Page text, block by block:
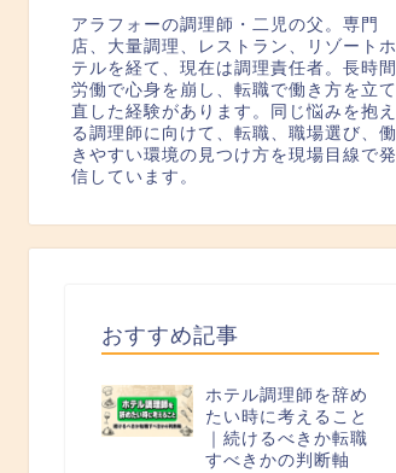
アラフォーの調理師・二児の父。専門
店、大量調理、レストラン、リゾートホ
テルを経て、現在は調理責任者。長時間
労働で心身を崩し、転職で働き方を立て
直した経験があります。同じ悩みを抱え
る調理師に向けて、転職、職場選び、働
きやすい環境の見つけ方を現場目線で発
信しています。
おすすめ記事
ホテル調理師を辞め
たい時に考えること
｜続けるべきか転職
すべきかの判断軸